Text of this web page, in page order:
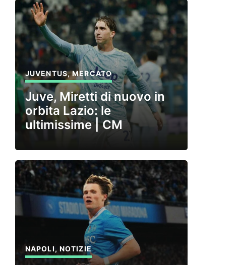
JUVENTUS,MERCATO
Juve, Miretti di nuovo in
orbita Lazio: le
ultimissime | CM
NAPOLI, NOTIZIE